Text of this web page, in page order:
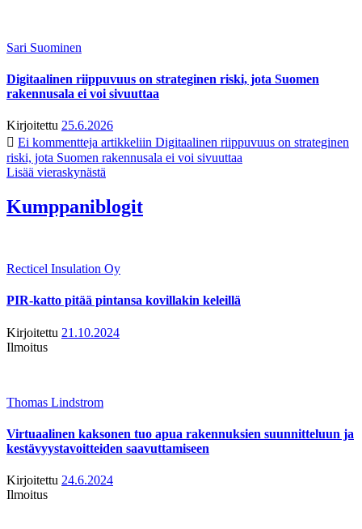
Sari Suominen
Digitaalinen riippuvuus on strateginen riski, jota Suomen
rakennusala ei voi sivuuttaa
Kirjoitettu 25.6.2026
Ei kommentteja artikkeliin Digitaalinen riippuvuus on strateginen
riski, jota Suomen rakennusala ei voi sivuuttaa
Lisää vieraskynästä
Kumppaniblogit
Recticel Insulation Oy
PIR-katto pitää pintansa kovillakin keleillä
Kirjoitettu 21.10.2024
Ilmoitus
Thomas Lindstrom
Virtuaalinen kaksonen tuo apua rakennuksien suunnitteluun ja
kestävyystavoitteiden saavuttamiseen
Kirjoitettu 24.6.2024
Ilmoitus